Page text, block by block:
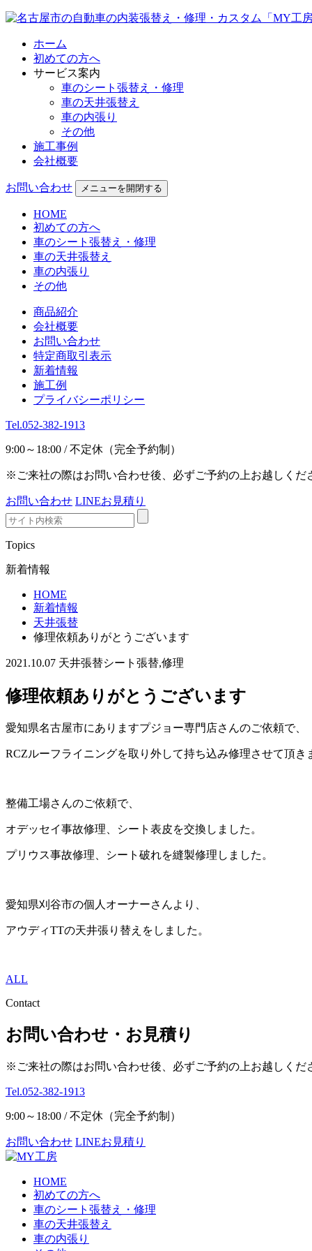
ホーム
初めての方へ
サービス案内
車のシート張替え・修理
車の天井張替え
車の内張り
その他
施工事例
会社概要
お問い合わせ メニューを開閉する
HOME
初めての方へ
車のシート張替え・修理
車の天井張替え
車の内張り
その他
商品紹介
会社概要
お問い合わせ
特定商取引表示
新着情報
施工例
プライバシーポリシー
Tel.052-382-1913
9:00～18:00 / 不定休（完全予約制）
※ご来社の際はお問い合わせ後、必ずご予約の上お越しくだ
お問い合わせ LINEお見積り
Topics
新着情報
HOME
新着情報
天井張替
修理依頼ありがとうございます
2021.10.07 天井張替シート張替,修理
修理依頼ありがとうございます
愛知県名古屋市にありますプジョー専門店さんのご依頼で、
RCZルーフライニングを取り外して持ち込み修理させて頂き
整備工場さんのご依頼で、
オデッセイ事故修理、シート表皮を交換しました。
プリウス事故修理、シート破れを縫製修理しました。
愛知県刈谷市の個人オーナーさんより、
アウディTTの天井張り替えをしました。
ALL
Contact
お問い合わせ・お見積り
※ご来社の際はお問い合わせ後、必ずご予約の上お越しくだ
Tel.052-382-1913
9:00～18:00 / 不定休（完全予約制）
お問い合わせ LINEお見積り
HOME
初めての方へ
車のシート張替え・修理
車の天井張替え
車の内張り